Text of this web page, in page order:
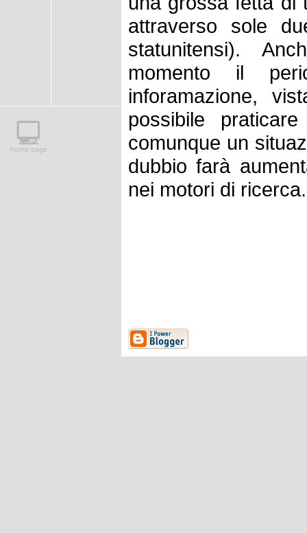
attraverso sole
statunitensi).
momento il
inforamazione,
possibile
comunque un
dubbio farà
nei motori di ricerca.